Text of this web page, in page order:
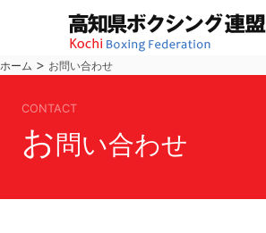
ホーム > お問い合わせ
CONTACT
お問い合わせ